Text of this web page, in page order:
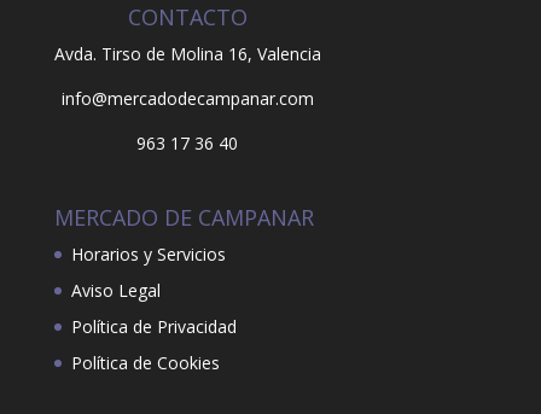
CONTACTO
Avda. Tirso de Molina 16, Valencia
info@mercadodecampanar.com
963 17 36 40
MERCADO DE CAMPANAR
Horarios y Servicios
Aviso Legal
Política de Privacidad
Política de Cookies